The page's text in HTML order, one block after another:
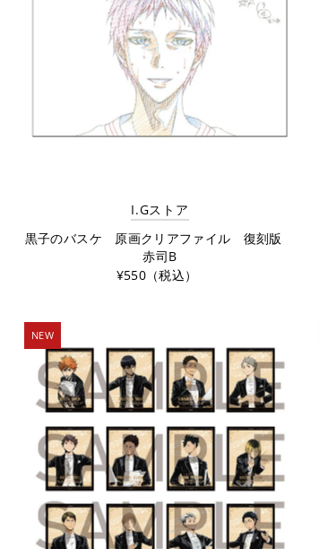
I.Gストア
黒子のバスケ 原画クリアファイル 復刻版
赤司B
¥550（税込）
NEW